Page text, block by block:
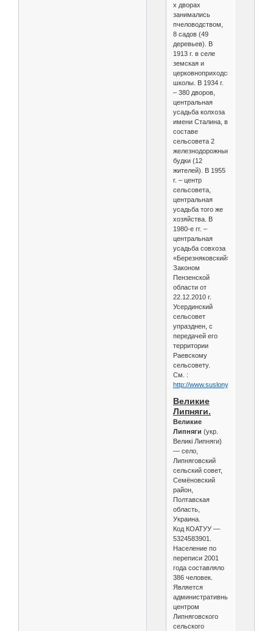
х дворах
занимались
пчеловодством,
8 садов (49
деревьев). В
1913 г. в селе
земская и
церковноприходская
школы. В 1934 г.
– 380 дворов,
центральная
усадьба колхоза
имени Сталина, в
составе
сельсовета 2
железнодорожные
будки (12
жителей). В 1955
г. – центр
сельсовета,
центральная
усадьба того же
хозяйства. В
1980-е гг. –
центральная
усадьба совхоза
«Березняковский».
Законом
Пензенской
области от
22.12.2010 г.
Усердинский
сельсовет
упразднен, с
передачей его
территории
Раевскому
сельсовету.
См. :
http://www.suslony.ru/
Великие
Липняги.
Великие
Липняги (укр.
Великі Липняги)
— село,
Липняговский
сельский совет,
Семёновский
район,
Полтавская
область,
Украина.
Код КОАТУУ —
5324583901.
Население по
переписи 2001
года составляло
386 человек.
Является
административным
центром
Липняговского
сельского